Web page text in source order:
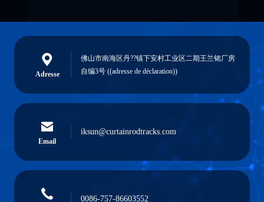
Adresse
佛山市南海区丹??镇下安村工业区二期王兰铭厂房
自编3号 ((adresse de déclaration))
Email
iksun@curtainrodtracks.com
0086-757-86603552